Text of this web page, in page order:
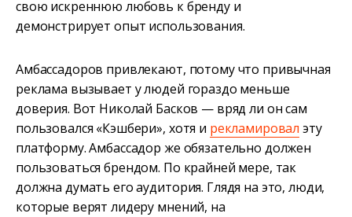
свою искреннюю любовь к бренду и
демонстрирует опыт использования.
Амбассадоров привлекают, потому что привычная
реклама вызывает у людей гораздо меньше
доверия. Вот Николай Басков — вряд ли он сам
пользовался «Кэшбери», хотя и рекламировал эту
платформу. Амбассадор же обязательно должен
пользоваться брендом. По крайней мере, так
должна думать его аудитория. Глядя на это, люди,
которые верят лидеру мнений, на